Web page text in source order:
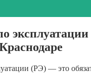
эксплуатации
(РЭ) — это